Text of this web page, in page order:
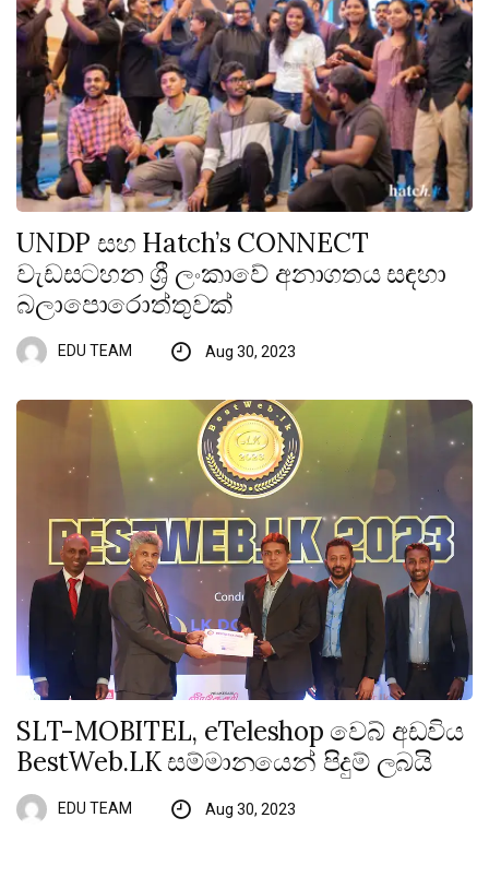
UNDP සහ Hatch’s CONNECT
වැඩසටහන ශ්‍රී ලංකාවේ අනාගතය සඳහා
බලාපොරොත්තුවක්
EDU TEAM Aug 30, 2023
SLT-MOBITEL, eTeleshop වෙබ් අඩවිය
BestWeb.LK සම්මානයෙන් පිදුම් ලබයි
EDU TEAM Aug 30, 2023